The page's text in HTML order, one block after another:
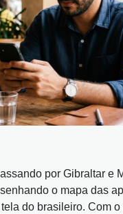
por Gibraltar e
o mapa das
do brasileiro. Com